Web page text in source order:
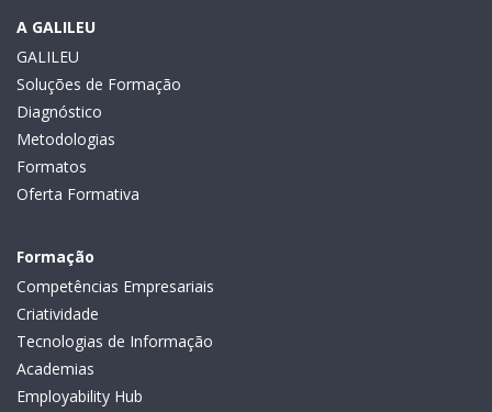
A GALILEU
GALILEU
Soluções de Formação
Diagnóstico
Metodologias
Formatos
Oferta Formativa
Formação
Competências Empresariais
Criatividade
Tecnologias de Informação
Academias
Employability Hub